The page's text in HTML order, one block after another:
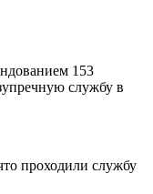
153
службу в
проходили службу